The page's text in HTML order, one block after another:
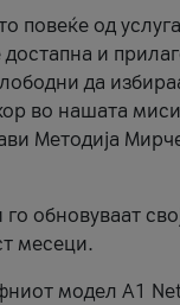
повеќе од
и
да
во нашата
Методија
обновуваат
месеци.
модел A1